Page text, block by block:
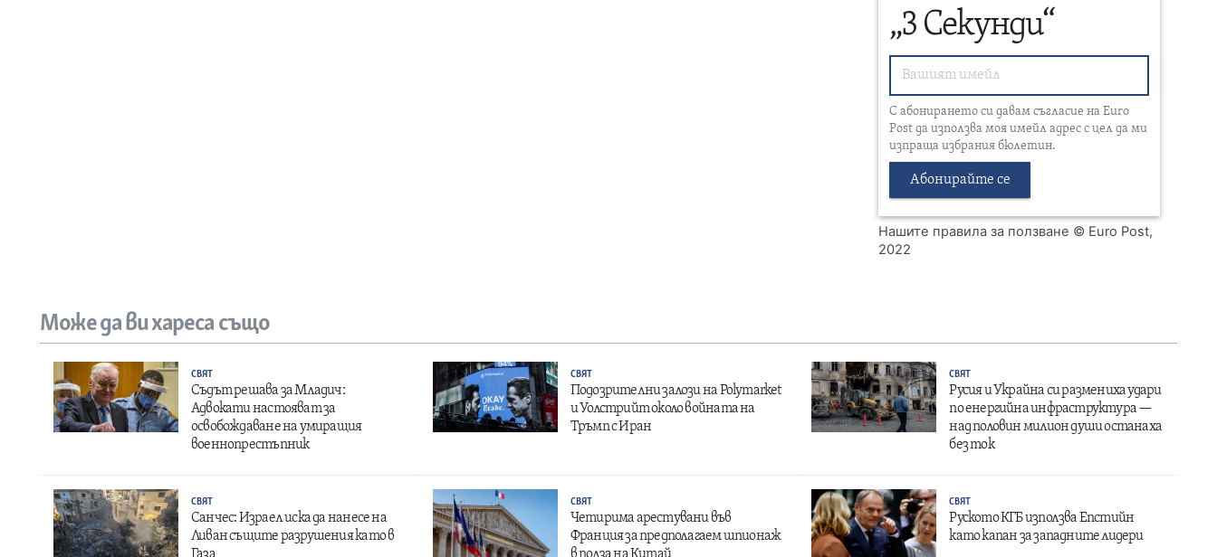
„3 Секунди“
С абонирането си давам съгласие на Euro
Post да използва моя имейл адрес с цел да ми
изпраща избрания бюлетин.
Абонирайте се
Нашите правила за ползване © Euro Post,
2022
Може да ви хареса също
СВЯТ
Съдът решава за Младич:
Адвокати настояват за
освобождаване на умиращия
военнопрестъпник
СВЯТ
Подозрителни залози на Polymarket
и Уолстрийт около войната на
Тръмп с Иран
СВЯТ
Русия и Украйна си размениха удари
по енергийна инфраструктура —
над половин милион души останаха
без ток
СВЯТ
Санчес: Израел иска да нанесе на
Ливан същите разрушения като в
СВЯТ
Четирима арестувани във
Франция за предполагаем шпионаж
СВЯТ
Руското КГБ използва Епстийн
като капан за западните лидери